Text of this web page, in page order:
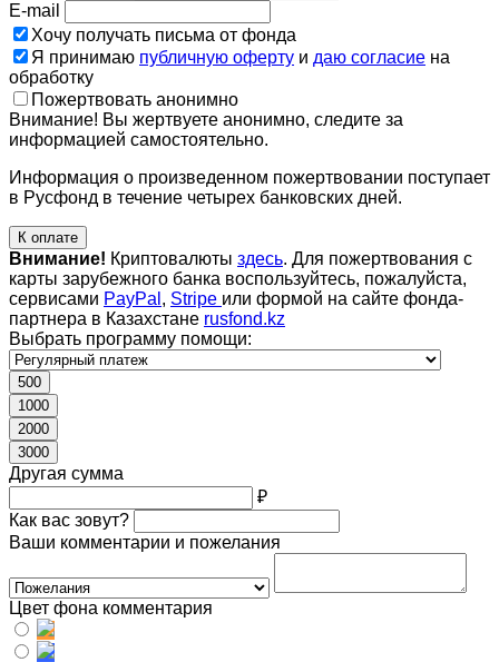
E-mail
Хочу получать письма от фонда
Я принимаю публичную оферту и даю согласие на
обработку
Пожертвовать анонимно
Внимание! Вы жертвуете анонимно, следите за
информацией самостоятельно.
Информация о произведенном пожертвовании поступает
в Русфонд в течение четырех банковских дней.
К оплате
Внимание! Криптовалюты здесь. Для пожертвования с
карты зарубежного банка воспользуйтесь, пожалуйста,
сервисами PayPal , Stripe или формой на сайте фонда-
партнера в Казахстане rusfond.kz
Выбрать программу помощи:
500
1000
2000
3000
Другая сумма
₽
Как вас зовут?
Ваши комментарии и пожелания
Цвет фона комментария